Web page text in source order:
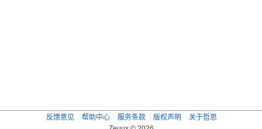
反馈意见 帮助中心 服务条款 版权声明
关于哲思